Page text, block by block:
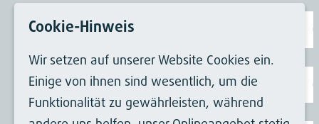
FlexForms
Fluid
Cookie-Hinweis
Wir setzen auf unserer Website Cookies ein.
Einige von ihnen sind wesentlich, um die
Funktionalität zu gewährleisten, während